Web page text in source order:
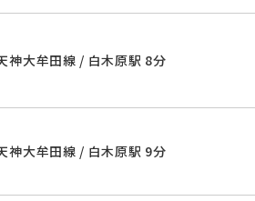
神大牟田線 / 白木原駅 8分
神大牟田線 / 白木原駅 9分